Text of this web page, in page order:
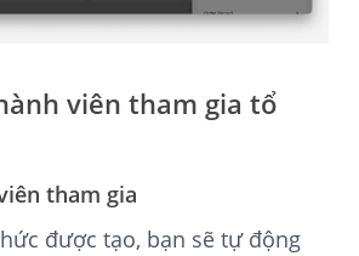
viên tham gia tổ
tham gia
được tạo, bạn sẽ tự động